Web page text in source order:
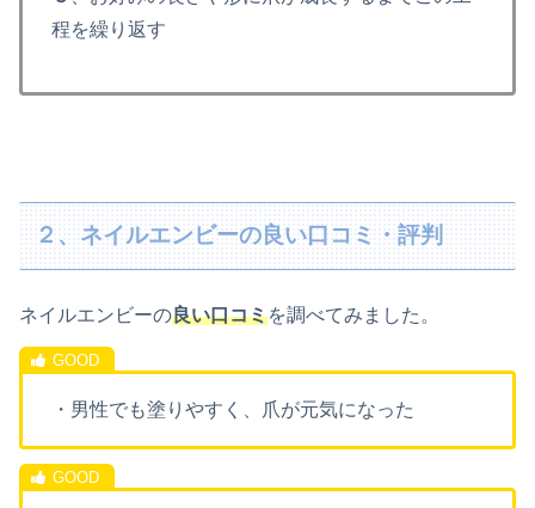
程を繰り返す
２、ネイルエンビーの良い口コミ・評判
ネイルエンビーの良い口コミを調べてみました。
・男性でも塗りやすく、爪が元気になった